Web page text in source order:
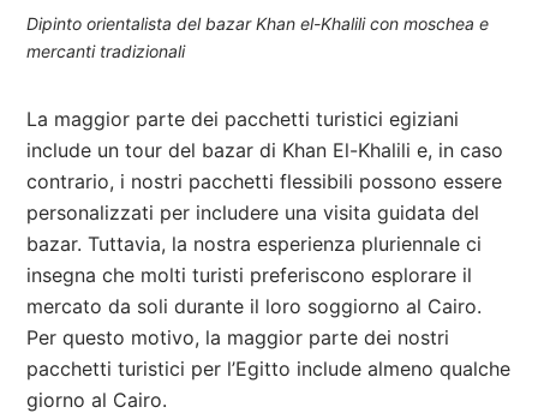
Dipinto orientalista del bazar Khan el-Khalili con moschea e
mercanti tradizionali
La maggior parte dei pacchetti turistici egiziani
include un tour del bazar di Khan El-Khalili e, in caso
contrario, i nostri pacchetti flessibili possono essere
personalizzati per includere una visita guidata del
bazar. Tuttavia, la nostra esperienza pluriennale ci
insegna che molti turisti preferiscono esplorare il
mercato da soli durante il loro soggiorno al Cairo.
Per questo motivo, la maggior parte dei nostri
pacchetti turistici per l’Egitto include almeno qualche
giorno al Cairo.